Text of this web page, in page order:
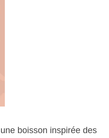
boisson inspirée des